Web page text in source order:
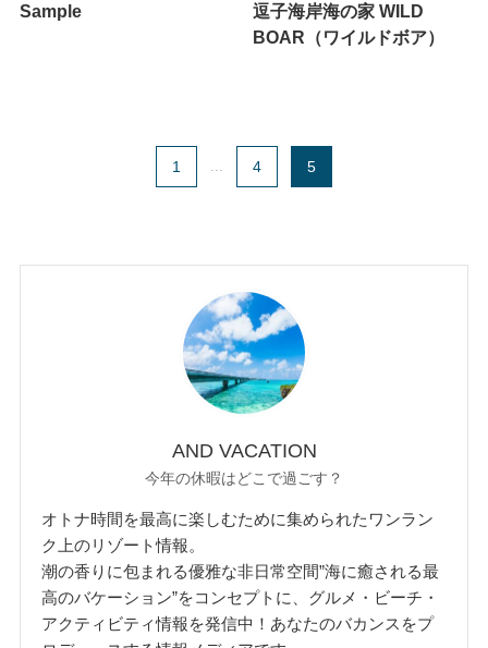
Sample
逗子海岸海の家 WILD
BOAR（ワイルドボア）
1 ... 4 5
AND VACATION
今年の休暇はどこで過ごす？
オトナ時間を最高に楽しむために集められたワンラン
ク上のリゾート情報。
潮の香りに包まれる優雅な非日常空間”海に癒される最
高のバケーション”をコンセプトに、グルメ・ビーチ・
アクティビティ情報を発信中！あなたのバカンスをプ